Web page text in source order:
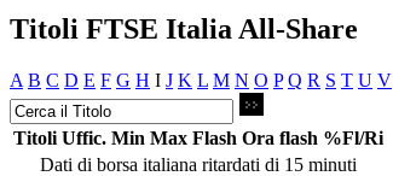
Titoli FTSE Italia All-Share
A B C D E F G H I J K L M N O P Q R S T U V
Titoli Uffic. Min Max Flash Ora flash %Fl/Ri
Dati di borsa italiana ritardati di 15 minuti